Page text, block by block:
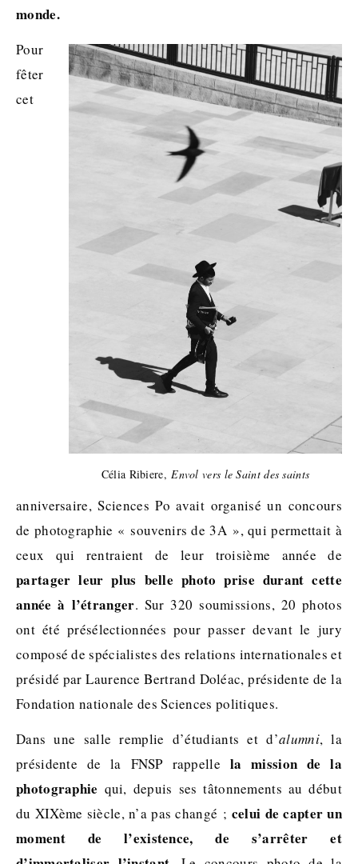
monde.
Célia Ribiere, Envol vers le Saint des saints
Pour
fêter
cet
anniversaire, Sciences Po avait organisé un concours
de photographie « souvenirs de 3A », qui permettait à
ceux qui rentraient de leur troisième année de
partager leur plus belle photo prise durant cette
année à l’étranger. Sur 320 soumissions, 20 photos
ont été présélectionnées pour passer devant le jury
composé de spécialistes des relations internationales et
présidé par Laurence Bertrand Doléac, présidente de la
Fondation nationale des Sciences politiques.
Dans une salle remplie d’étudiants et d’alumni, la
présidente de la FNSP rappelle la mission de la
photographie qui, depuis ses tâtonnements au début
du XIXème siècle, n’a pas changé ; celui de capter un
moment de l’existence, de s’arrêter et